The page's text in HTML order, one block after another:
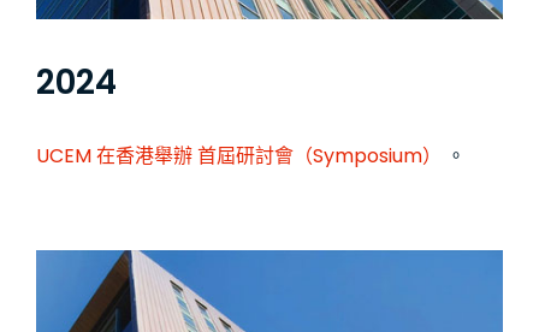
2024
UCEM 在香港舉辦首屆研討會（Symposium） 。